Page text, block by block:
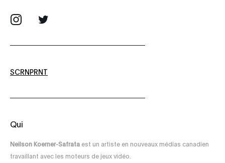
SCRNPRNT
Qui
Neilson Koerner-Safrata est un artiste en nouveaux médias canadien
travaillant avec les moteurs de jeux vidéo.